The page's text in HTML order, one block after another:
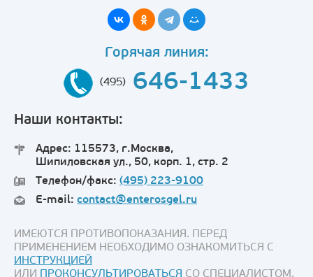
Горячая линия:
(495) 646-1433
Наши контакты:
Адрес: 115573, г.Москва,
Шипиловская ул., 50, корп. 1, стр. 2
Телефон/факс: (495) 223-9100
E-mail: contact@enterosgel.ru
ИМЕЮТСЯ ПРОТИВОПОКАЗАНИЯ. ПЕРЕД
ПРИМЕНЕНИЕМ НЕОБХОДИМО ОЗНАКОМИТЬСЯ С
ИНСТРУКЦИЕЙ
ИЛИ ПРОКОНСУЛЬТИРОВАТЬСЯ СО СПЕЦИАЛИСТОМ.